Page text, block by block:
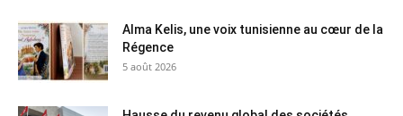
Alma Kelis, une voix tunisienne au cœur de la
Régence
5 août 2026